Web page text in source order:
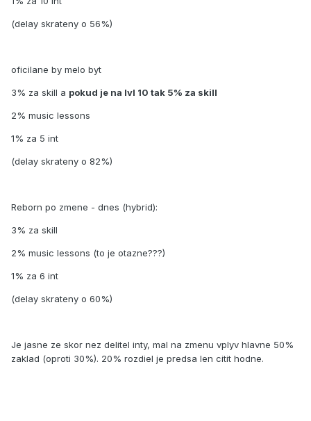
(delay skrateny o 56%)
oficilane by melo byt
3% za skill a pokud je na lvl 10 tak 5% za skill
2% music lessons
1% za 5 int
(delay skrateny o 82%)
Reborn po zmene - dnes (hybrid):
3% za skill
2% music lessons (to je otazne???)
1% za 6 int
(delay skrateny o 60%)
Je jasne ze skor nez delitel inty, mal na zmenu vplyv hlavne 50%
zaklad (oproti 30%). 20% rozdiel je predsa len citit hodne.